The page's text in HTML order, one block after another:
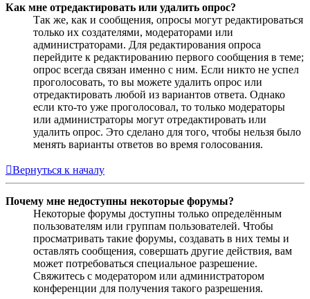
Как мне отредактировать или удалить опрос?
Так же, как и сообщения, опросы могут редактироваться
только их создателями, модераторами или
администраторами. Для редактирования опроса
перейдите к редактированию первого сообщения в теме;
опрос всегда связан именно с ним. Если никто не успел
проголосовать, то вы можете удалить опрос или
отредактировать любой из вариантов ответа. Однако
если кто-то уже проголосовал, то только модераторы
или администраторы могут отредактировать или
удалить опрос. Это сделано для того, чтобы нельзя было
менять варианты ответов во время голосования.
Вернуться к началу
Почему мне недоступны некоторые форумы?
Некоторые форумы доступны только определённым
пользователям или группам пользователей. Чтобы
просматривать такие форумы, создавать в них темы и
оставлять сообщения, совершать другие действия, вам
может потребоваться специальное разрешение.
Свяжитесь с модератором или администратором
конференции для получения такого разрешения.